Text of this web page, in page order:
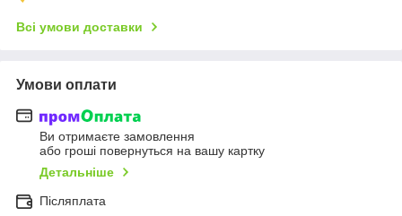
Всі умови доставки
Умови оплати
Ви отримаєте замовлення
або гроші повернуться на вашу картку
Детальніше
Післяплата